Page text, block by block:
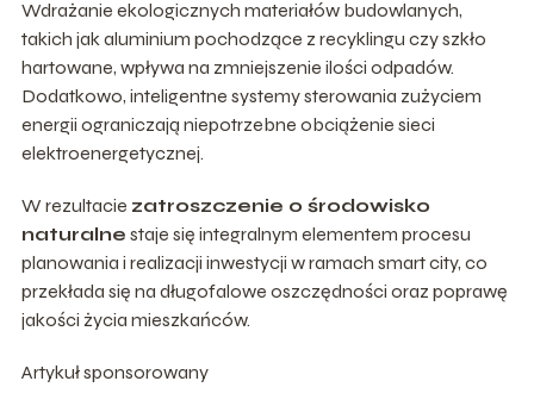
Wdrażanie ekologicznych materiałów budowlanych,
takich jak aluminium pochodzące z recyklingu czy szkło
hartowane, wpływa na zmniejszenie ilości odpadów.
Dodatkowo, inteligentne systemy sterowania zużyciem
energii ograniczają niepotrzebne obciążenie sieci
elektroenergetycznej.
W rezultacie zatroszczenie o środowisko
naturalne staje się integralnym elementem procesu
planowania i realizacji inwestycji w ramach smart city, co
przekłada się na długofalowe oszczędności oraz poprawę
jakości życia mieszkańców.
Artykuł sponsorowany